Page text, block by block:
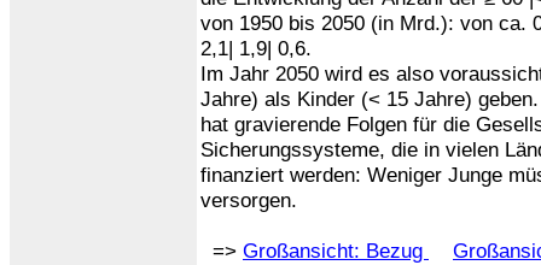
von 1950 bis 2050 (in Mrd.): von ca.
2,1| 1,9| 0,6.
Im Jahr 2050 wird es also
Jahre) als Kinder (< 15 Jahre)
hat gravierende Folgen für die
Sicherungssysteme, die in vielen
finanziert werden: Weniger Junge
versorgen.
=> Großansicht: Bezug